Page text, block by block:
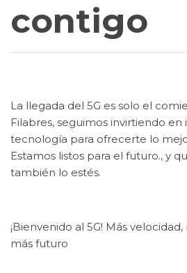
contigo
La llegada del 5G es solo el
Filabres, seguimos invirtiendo en
tecnología para ofrecerte lo
Estamos listos para el futuro., y
también lo estés.
¡Bienvenido al 5G! Más
más futuro